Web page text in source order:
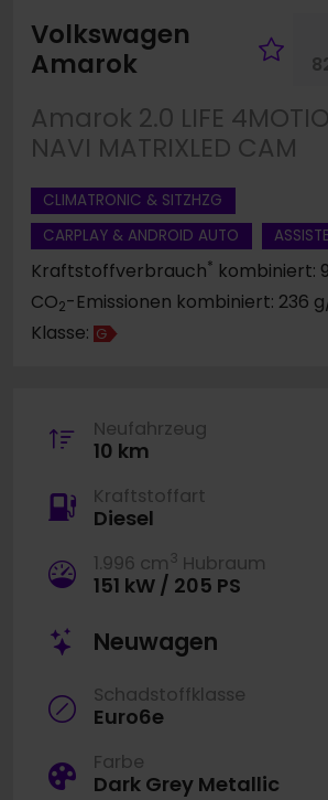
Volkswagen
Amarok
Amarok 2.0 LIFE
NAVI MATRIXLED CAM
CLIMATRONIC & SITZHZG
CARPLAY & ANDROID AUTO
Kraftstoffverbrauch* kombiniert:
CO2-Emissionen kombiniert: 236
Klasse: G
Neufahrzeug
10 km
Kraftstoffart
Diesel
1.996 cm 3 Hubraum
151 kW / 205 PS
Neuwagen
Schadstoffklasse
Euro6e
Farbe
Dark Grey Metallic